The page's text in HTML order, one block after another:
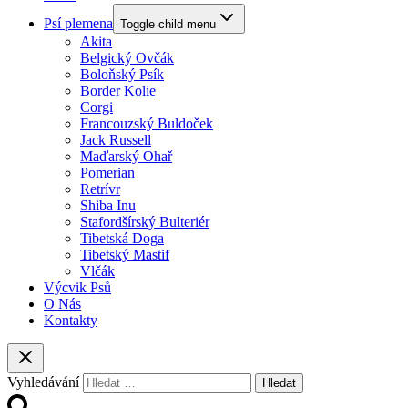
Psí plemena Toggle child menu
Akita
Belgický Ovčák
Boloňský Psík
Border Kolie
Corgi
Francouzský Buldoček
Jack Russell
Maďarský Ohař
Pomerian
Retrívr
Shiba Inu
Stafordšírský Bulteriér
Tibetská Doga
Tibetský Mastif
Vlčák
Výcvik Psů
O Nás
Kontakty
Vyhledávání